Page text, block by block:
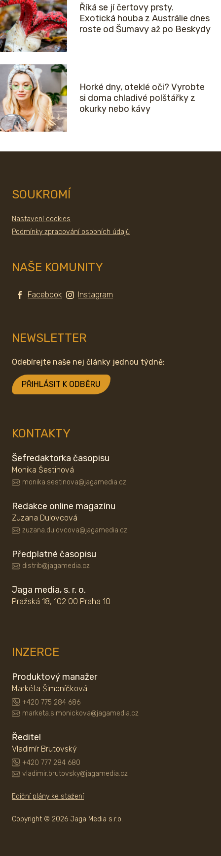
Říká se jí čertovy prsty.
Exotická houba z Austrálie dnes
roste od Šumavy až po Beskydy
Horké dny, oteklé oči? Vyrobte
si doma chladivé polštářky z
okurky nebo kávy
SOUKROMÍ
Nastavení cookies
Podmínky zpracování osobních údajů
NAŠE KOMUNITY
Facebook Instagram
NEWSLETTER
Odebírejte naše nej články jednou týdně:
PŘIHLÁSIT K ODBĚRU
KONTAKTY
Šefredaktorka časopisu
Monika Šestinová
monika.sestinova@jagamedia.cz
Redakce online magazínu
Zuzana Dulovcová
zuzana.dulovcova@jagamedia.cz
Předplatné časopisu
distrib@jagamedia.cz
Jaga media, s. r. o.
Pražská 18, 102 00 Praha 10
INZERCE
Produktový manažer
Markéta Šimoníčková
+420 775 284 686
marketa.simonickova@jagamedia.cz
Ředitel
Vladimír Brutovský
+420 777 284 680
vladimir.brutovsky@jagamedia.cz
Ediční plány ke stažení
Copyright © 2026 Jaga Media s.r.o.